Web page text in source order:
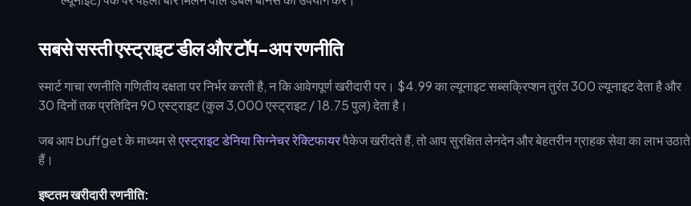
सबसे सस्ती एस्ट्राइट डील और टॉप-अप रणनीति
स्मार्ट गाचा रणनीति गणितीय दक्षता पर निर्भर करती है, न कि आवेगपूर्ण खरीदारी पर। $4.99 का ल्यूनाइट सब्सक्रिप्शन तुरंत 300 ल्यूनाइट देता है और
30 दिनों तक प्रतिदिन 90 एस्ट्राइट (कुल 3,000 एस्ट्राइट / 18.75 पुल) देता है।
जब आप buffget के माध्यम सेएस्ट्राइट डेनिया सिग्नेचर रेक्टिफायरपैकेज खरीदते हैं, तो आप सुरक्षित लेनदेन और बेहतरीन ग्राहक सेवा का लाभ उठाते
हैं।
इष्टतम खरीदारी रणनीति: